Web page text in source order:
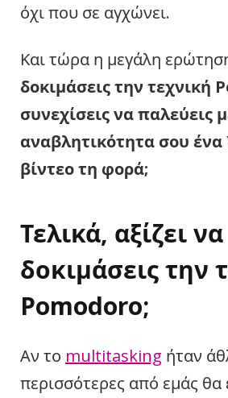
όχι που σε αγχώνει.
Και τώρα η μεγάλη
δοκιμάσεις την τεχνική
συνεχίσεις να παλεύεις
αναβλητικότητα σου
βίντεο τη φορά;
Τελικά, αξίζει να
δοκιμάσεις την
Pomodoro;
Αν το multitasking ήταν
περισσότερες από εμάς θα